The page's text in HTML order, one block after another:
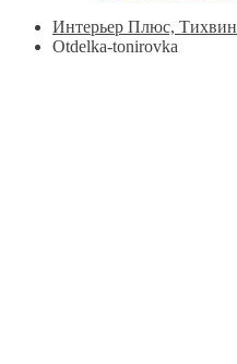
Интерьер Плюс, Тихвин
Otdelka-tonirovka